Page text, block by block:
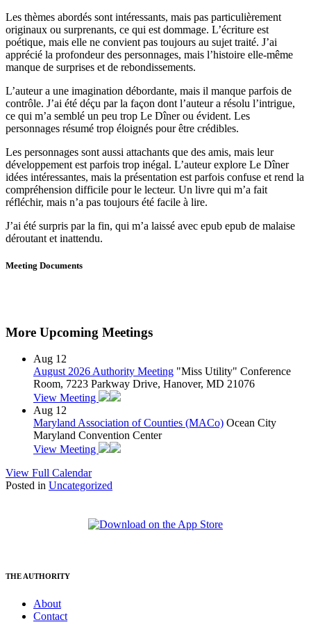
Les thèmes abordés sont intéressants, mais pas particulièrement
originaux ou surprenants, ce qui est dommage. L’écriture est
poétique, mais elle ne convient pas toujours au sujet traité. J’ai
apprécié la profondeur des personnages, mais l’histoire elle-même
manque de surprises et de rebondissements.
L’auteur a une imagination débordante, mais il manque parfois de
contrôle. J’ai été déçu par la façon dont l’auteur a résolu l’intrigue,
ce qui m’a semblé un peu trop Le Dîner ou évident. Les
personnages résumé trop éloignés pour être crédibles.
Les personnages sont aussi attachants que des amis, mais leur
développement est parfois trop inégal. L’auteur explore Le Dîner
idées intéressantes, mais la présentation est parfois confuse et rend la
compréhension difficile pour le lecteur. Un livre qui m’a fait
réfléchir, mais n’a pas toujours été facile à lire.
J’ai été surpris par la fin, qui m’a laissé avec epub epub de malaise
déroutant et inattendu.
Meeting Documents
More Upcoming Meetings
Aug 12
August 2026 Authority Meeting "Miss Utility" Conference
Room, 7223 Parkway Drive, Hanover, MD 21076
View Meeting
Aug 12
Maryland Association of Counties (MACo) Ocean City
Maryland Convention Center
View Meeting
View Full Calendar
Posted in Uncategorized
THE AUTHORITY
About
Contact